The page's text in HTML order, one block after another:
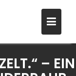
– EIN